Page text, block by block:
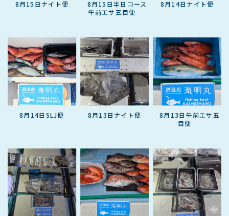
8月15日ナイト便
8月15日半日コース
午前エサ五目便
8月14日ナイト便
8月14日SLJ便 8月13日ナイト便
8月13日午前エサ五
目便